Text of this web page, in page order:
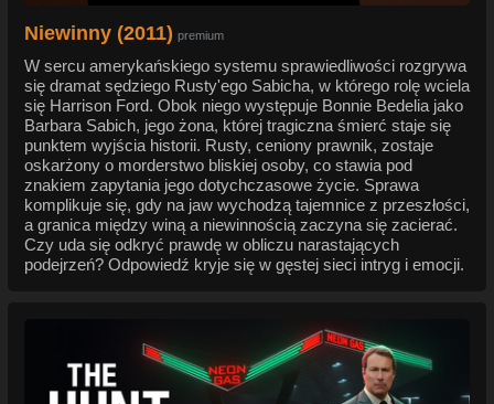
Niewinny (2011) premium
W sercu amerykańskiego systemu sprawiedliwości rozgrywa
się dramat sędziego Rusty'ego Sabicha, w którego rolę wciela
się Harrison Ford. Obok niego występuje Bonnie Bedelia jako
Barbara Sabich, jego żona, której tragiczna śmierć staje się
punktem wyjścia historii. Rusty, ceniony prawnik, zostaje
oskarżony o morderstwo bliskiej osoby, co stawia pod
znakiem zapytania jego dotychczasowe życie. Sprawa
komplikuje się, gdy na jaw wychodzą tajemnice z przeszłości,
a granica między winą a niewinnością zaczyna się zacierać.
Czy uda się odkryć prawdę w obliczu narastających
podejrzeń? Odpowiedź kryje się w gęstej sieci intryg i emocji.